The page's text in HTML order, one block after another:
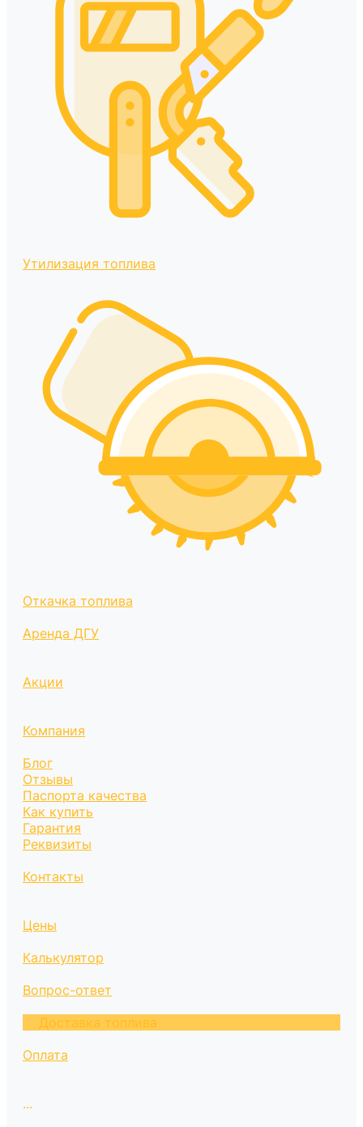
Утилизация топлива
Откачка топлива
Аренда ДГУ
Акции
Компания
Блог
Отзывы
Паспорта качества
Как купить
Гарантия
Реквизиты
Контакты
Цены
Калькулятор
Вопрос-ответ
Доставка топлива
Оплата
...